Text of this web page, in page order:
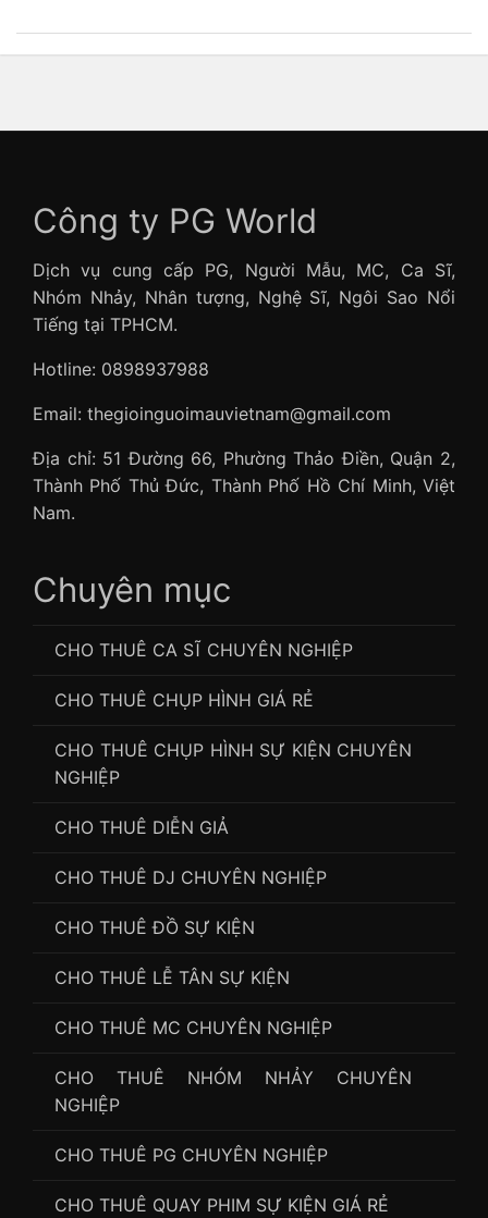
Công ty PG World
Dịch vụ cung cấp PG, Người Mẫu, MC, Ca Sĩ,
Nhóm Nhảy, Nhân tượng, Nghệ Sĩ, Ngôi Sao Nổi
Tiếng tại TPHCM.
Hotline: 0898937988
Email: thegioinguoimauvietnam@gmail.com
Địa chỉ: 51 Đường 66, Phường Thảo Điền, Quận 2,
Thành Phố Thủ Đức, Thành Phố Hồ Chí Minh, Việt
Nam.
Chuyên mục
CHO THUÊ CA SĨ CHUYÊN NGHIỆP
CHO THUÊ CHỤP HÌNH GIÁ RẺ
CHO THUÊ CHỤP HÌNH SỰ KIỆN CHUYÊN
NGHIỆP
CHO THUÊ DIỄN GIẢ
CHO THUÊ DJ CHUYÊN NGHIỆP
CHO THUÊ ĐỒ SỰ KIỆN
CHO THUÊ LỄ TÂN SỰ KIỆN
CHO THUÊ MC CHUYÊN NGHIỆP
CHO THUÊ NHÓM NHẢY CHUYÊN
NGHIỆP
CHO THUÊ PG CHUYÊN NGHIỆP
CHO THUÊ QUAY PHIM SỰ KIỆN GIÁ RẺ